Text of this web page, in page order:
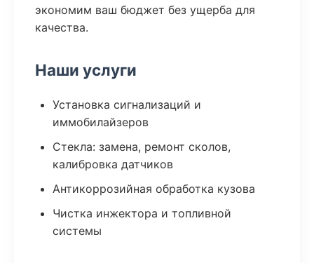
экономим ваш бюджет без ущерба для
качества.
Наши услуги
Установка сигнализаций и
иммобилайзеров
Стекла: замена, ремонт сколов,
калибровка датчиков
Антикоррозийная обработка кузова
Чистка инжектора и топливной
системы